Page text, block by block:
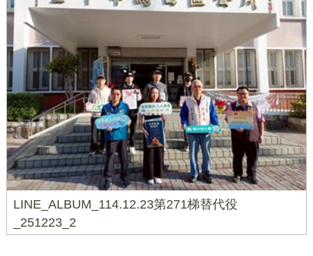
LINE_ALBUM_114.12.23第271梯替代役
_251223_2